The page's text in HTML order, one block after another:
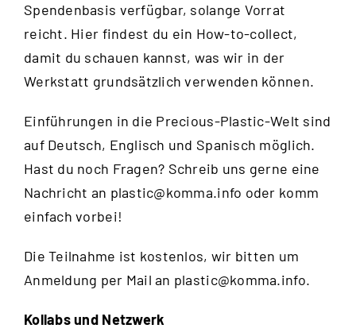
Spendenbasis verfügbar, solange Vorrat
reicht. Hier findest du ein How-to-collect,
damit du schauen kannst, was wir in der
Werkstatt grundsätzlich verwenden können.
Einführungen in die Precious-Plastic-Welt sind
auf Deutsch, Englisch und Spanisch möglich.
Hast du noch Fragen? Schreib uns gerne eine
Nachricht an plastic@komma.info oder komm
einfach vorbei!
Die Teilnahme ist kostenlos, wir bitten um
Anmeldung per Mail an plastic@komma.info.
Kollabs und Netzwerk